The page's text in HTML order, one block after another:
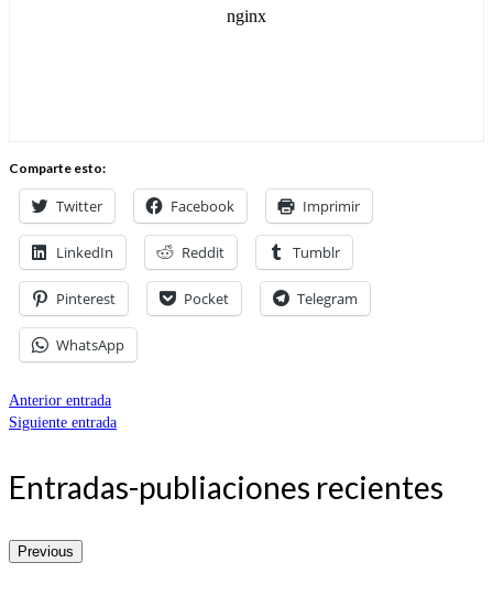
Comparte esto:
Twitter Facebook Imprimir
LinkedIn Reddit Tumblr
Pinterest Pocket Telegram
WhatsApp
Anterior entrada
Siguiente entrada
Entradas-publiaciones recientes
Previous